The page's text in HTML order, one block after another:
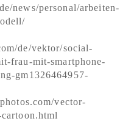
news/personal/arbeiten-
de/vektor/social-
frau-mit-smartphone-
gm1326464957-
vector-